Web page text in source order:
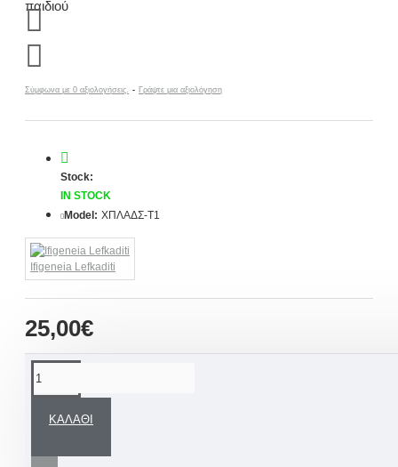
Σύμφωνα με 0 αξιολογήσεις. - Γράψτε μια αξιολόγηση
25,00€
Stock:
IN STOCK
Model: ΧΠΛΑΔΣ-Τ1
Ifigeneia Lefkaditi
ΚΑΛΆΘΙ
ιδιαίτερο ΜΟΝΑΔΙΚΟ χειροποίητο